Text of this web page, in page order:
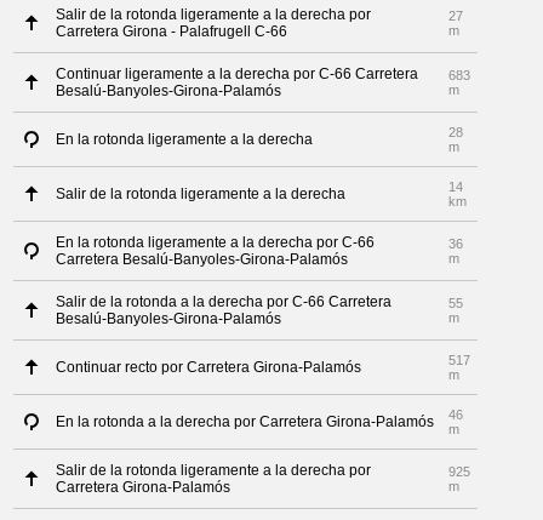
Salir de la rotonda ligeramente a la derecha por
Carretera Girona - Palafrugell C-66
27
m
Continuar ligeramente a la derecha por C-66 Carretera
Besalú-Banyoles-Girona-Palamós
683
m
En la rotonda ligeramente a la derecha
28
m
Salir de la rotonda ligeramente a la derecha
14
km
En la rotonda ligeramente a la derecha por C-66
Carretera Besalú-Banyoles-Girona-Palamós
36
m
Salir de la rotonda a la derecha por C-66 Carretera
Besalú-Banyoles-Girona-Palamós
55
m
Continuar recto por Carretera Girona-Palamós
517
m
En la rotonda a la derecha por Carretera Girona-Palamós
46
m
Salir de la rotonda ligeramente a la derecha por
Carretera Girona-Palamós
925
m